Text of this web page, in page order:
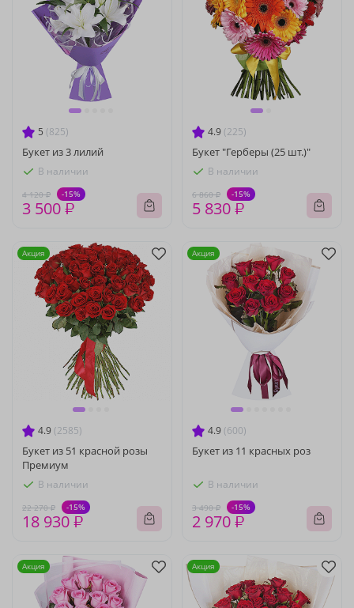
5 (825)
Букет из 3 лилий
В наличии
4 120 ₽ -15%
3 500 ₽
4.9 (225)
Букет "Герберы (25 шт.)"
В наличии
6 860 ₽ -15%
5 830 ₽
4.9 (2585)
Букет из 51 красной розы
Премиум
В наличии
22 270 ₽ -15%
18 930 ₽
Акция
4.9 (600)
Букет из 11 красных роз
В наличии
3 490 ₽ -15%
2 970 ₽
Акция
Акция Акция